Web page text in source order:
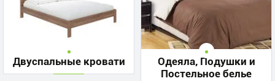
Двуспальные кровати
Одеяла, Подушки и
Постельное белье